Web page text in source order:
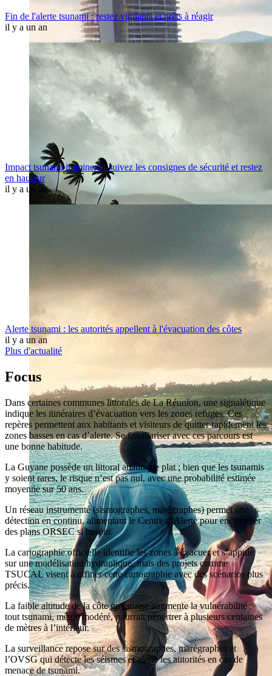
Fin de l'alerte tsunami : restez vigilants et prêts à réagir
il y a un an
Impact tsunami imminent : suivez les consignes de sécurité et restez
en hauteur
il y a un an
Alerte tsunami : les autorités appellent à l'évacuation des côtes
il y a un an
Plus d'actualité
Focus
Dans certaines communes littorales de La Réunion, une signalétique
indique les itinéraires d’évacuation vers les zones refuges. Ces
repères permettent aux habitants et visiteurs de quitter rapidement les
zones basses en cas d’alerte. Se familiariser avec ces parcours est
une bonne habitude.
La Guyane possède un littoral atlantique plat ; bien que les tsunamis
y soient rares, le risque n’est pas nul, avec une probabilité estimée
moyenne sur 50 ans.
Un réseau instrumenté (sismographes, marégraphes) permet une
détection en continu, alimentant le Centre d’Alerte pour enclencher
des plans ORSEC si besoin.
La cartographie officielle identifie les zones à évacuer et s’appuie
sur une modélisation hydraulique, mais des projets comme
TSUCAL visent à affiner cette cartographie avec des scénarios plus
précis.
La faible altitude de la côte guyanaise augmente la vulnérabilité :
tout tsunami, même modéré, pourrait pénertrer à plusieurs centaines
de mètres à l’intérieur.
La surveillance repose sur des sismographes, marégraphes et
l’OVSG qui détecte les séismes et alerte les autorités en cas de
menace de tsunami.